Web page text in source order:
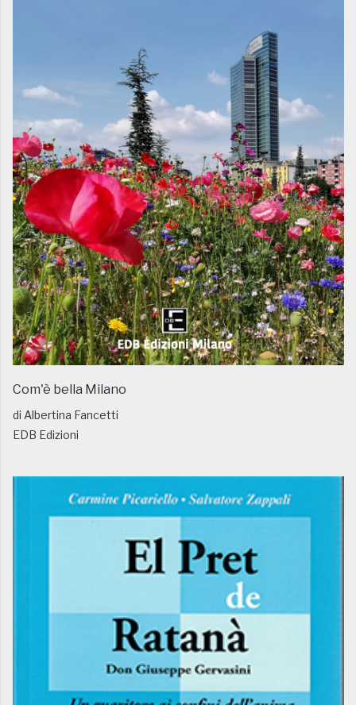
Com'è bella Milano
di Albertina Fancetti
EDB Edizioni